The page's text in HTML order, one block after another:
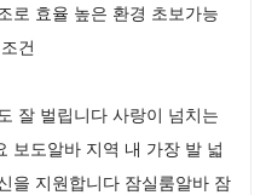
로 효율 높은 환경 초보가능
건
잘 벌립니다 사랑이 넘치는
보도알바 지역 내 가장 발 넓
을 지원합니다 잠실룸알바 잠